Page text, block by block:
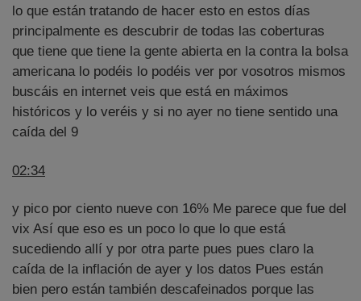
lo que están tratando de hacer esto en estos días
principalmente es descubrir de todas las coberturas
que tiene que tiene la gente abierta en la contra la bolsa
americana lo podéis lo podéis ver por vosotros mismos
buscáis en internet veis que está en máximos
históricos y lo veréis y si no ayer no tiene sentido una
caída del 9
02:34
y pico por ciento nueve con 16% Me parece que fue del
vix Así que eso es un poco lo que lo que está
sucediendo allí y por otra parte pues pues claro la
caída de la inflación de ayer y los datos Pues están
bien pero están también descafeinados porque las